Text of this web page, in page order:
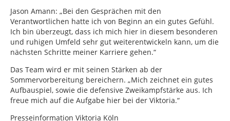
Jason Amann: „Bei den Gesprächen mit den
Verantwortlichen hatte ich von Beginn an ein gutes Gefühl.
Ich bin überzeugt, dass ich mich hier in diesem besonderen
und ruhigen Umfeld sehr gut weiterentwickeln kann, um die
nächsten Schritte meiner Karriere gehen.“
Das Team wird er mit seinen Stärken ab der
Sommervorbereitung bereichern. „Mich zeichnet ein gutes
Aufbauspiel, sowie die defensive Zweikampfstärke aus. Ich
freue mich auf die Aufgabe hier bei der Viktoria.“
Presseinformation Viktoria Köln